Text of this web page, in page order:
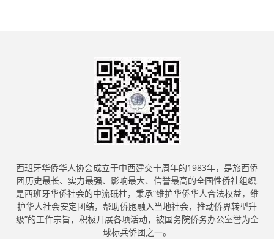
西班牙华侨华人协会成立于中西建交十周年的1983年，是旅西侨
团历史最长、实力最强、影响最大、信誉最高的全国性侨社组织,
是西班牙华侨社会的中流砥柱，秉承“维护华侨华人合法权益，维
护华人社会安定团结，帮助侨胞融入当地社会，推动侨界转型升
级”的工作宗旨，积极开展各项活动，被国务院侨务办公室誉为全
球标兵侨团之一。